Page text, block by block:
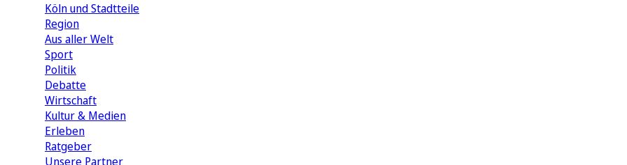
Köln und Stadtteile
Region
Aus aller Welt
Sport
Politik
Debatte
Wirtschaft
Kultur & Medien
Erleben
Ratgeber
Unsere Partner